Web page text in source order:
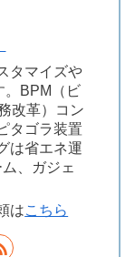
タマイズや
。BPM（ビ
改革）コン
タゴラ装置
は省エネ運
、ガジェ
は こちら